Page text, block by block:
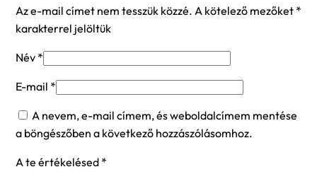
Az e-mail címet nem tesszük közzé. A kötelező mezőket *
karakterrel jelöltük
Név *
E-mail *
A nevem, e-mail címem, és weboldalcímem mentése
a böngészőben a következő hozzászólásomhoz.
A te értékelésed *